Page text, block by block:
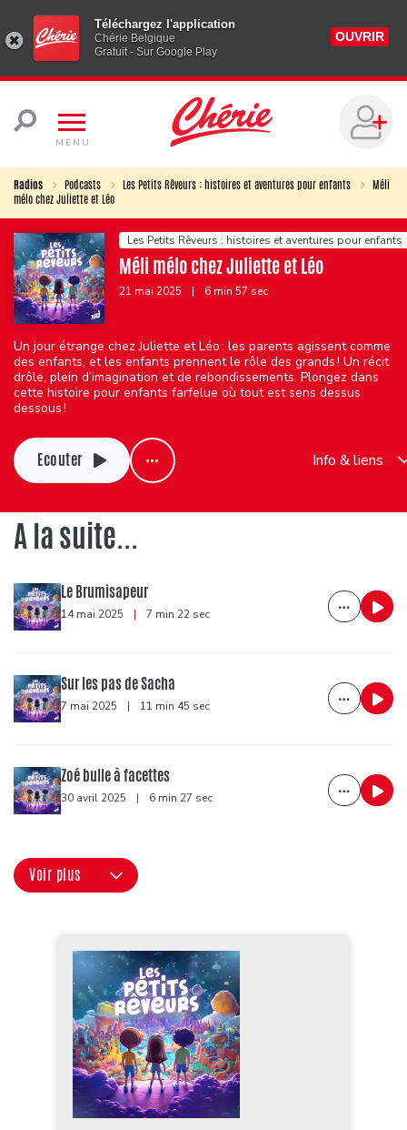
Téléchargez l'application
Chérie Belgique
Gratuit - Sur Google Play
OUVRIR
MENU
Radios Podcasts Les Petits Rêveurs : histoires et aventures pour enfants
Méli
mélo chez Juliette et Léo
Les Petits Rêveurs : histoires et aventures pour enfants
Méli mélo chez Juliette et Léo
21 mai 2025 | 6 min 57 sec
Un jour étrange chez Juliette et Léo : les parents agissent comme
des enfants, et les enfants prennent le rôle des grands ! Un récit
drôle, plein d’imagination et de rebondissements. Plongez dans
cette histoire pour enfants farfelue où tout est sens dessus
dessous !
Ecouter Info & liens
A la suite...
Le Brumisapeur
14 mai 2025 | 7 min 22 sec
Sur les pas de Sacha
7 mai 2025 | 11 min 45 sec
Zoé bulle à facettes
30 avril 2025 | 6 min 27 sec
Voir plus